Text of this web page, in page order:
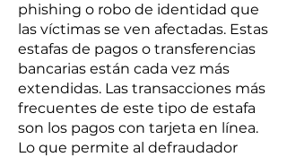
phishing o robo de identidad que
las víctimas se ven afectadas. Estas
estafas de pagos o transferencias
bancarias están cada vez más
extendidas. Las transacciones más
frecuentes de este tipo de estafa
son los pagos con tarjeta en línea.
Lo que permite al defraudador